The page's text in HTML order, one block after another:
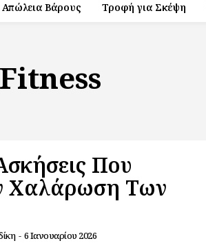
Απώλεια Βάρους Τροφή για Σκέψη
Fitness
Που
Χαλάρωση Των
- 6 Ιανουαρίου 2026